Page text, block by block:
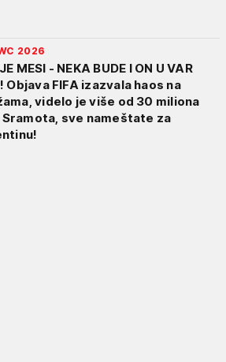
2026
MESI - NEKA BUDE I ON U VAR
Objava FIFA izazvala haos na
videlo je više od 30 miliona
Sramota, sve nameštate za